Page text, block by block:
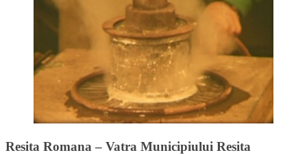
Resita Romana – Vatra Municipiului Resita